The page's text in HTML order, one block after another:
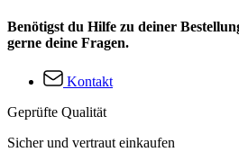
Benötigst du Hilfe zu deiner
gerne deine Fragen.
Kontakt
Geprüfte Qualität
Sicher und vertraut einkaufen